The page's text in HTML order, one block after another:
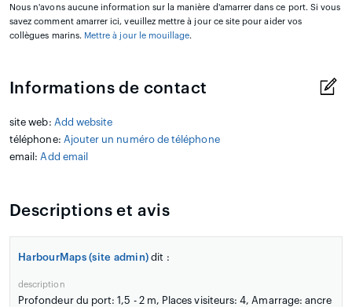
Nous n'avons aucune information sur la manière d'amarrer dans ce port. Si vous
savez comment amarrer ici, veuillez mettre à jour ce site pour aider vos
collègues marins. Mettre à jour le mouillage.
Informations de contact
site web: Add website
téléphone: Ajouter un numéro de téléphone
email: Add email
Descriptions et avis
HarbourMaps (site admin) dit :
description
Profondeur du port: 1,5 - 2 m, Places visiteurs: 4, Amarrage: ancre